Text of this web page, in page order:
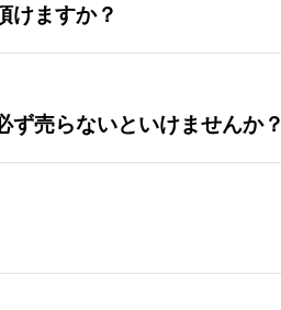
けますか？
ず売らないといけませんか？